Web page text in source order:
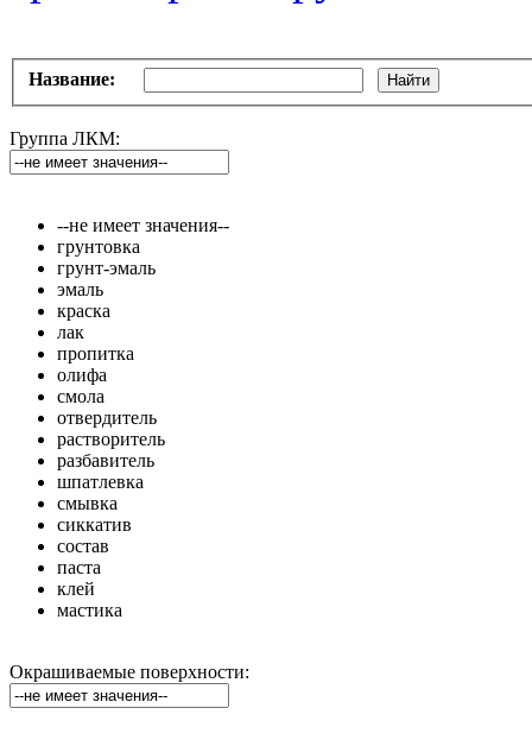
Название: Найти
Группа ЛКМ:
--не имеет значения--
грунтовка
грунт-эмаль
эмаль
краска
лак
пропитка
олифа
смола
отвердитель
растворитель
разбавитель
шпатлевка
смывка
сиккатив
состав
паста
клей
мастика
Окрашиваемые поверхности: